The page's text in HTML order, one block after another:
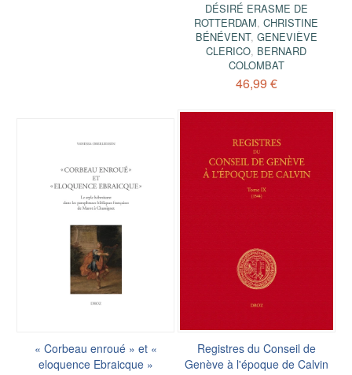
DÉSIRÉ ERASME DE
ROTTERDAM,CHRISTINE
BÉNÉVENT, GENEVIÈVE
CLERICO, BERNARD
COLOMBAT
46,99 €
« Corbeau enroué » et «
eloquence Ebraicque »
Registres du Conseil de
Genève à l'époque de Calvin